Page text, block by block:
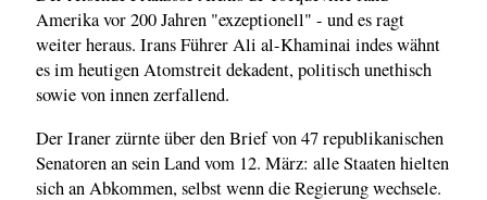
Amerika vor 200 Jahren "exzeptionell" - und es ragt
weiter heraus. Irans Führer Ali al-Khaminai indes wähnt
es im heutigen Atomstreit dekadent, politisch unethisch
sowie von innen zerfallend.
Der Iraner zürnte über den Brief von 47 republikanischen
Senatoren an sein Land vom 12. März: alle Staaten hielten
sich an Abkommen, selbst wenn die Regierung wechsele.